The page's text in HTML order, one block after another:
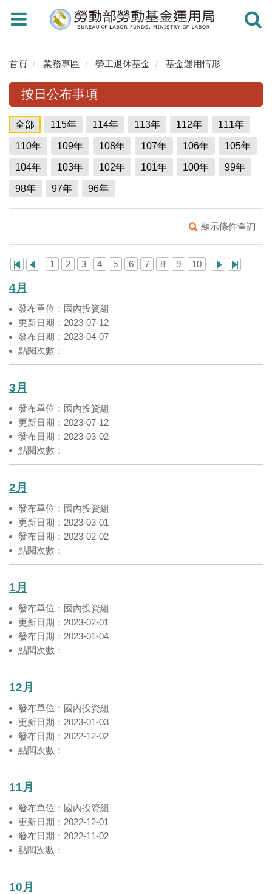
Toggle
navigation
Toggle
首頁 業務專區 勞工退休基金 基金運用情形
按日公布事項
全部 115年 114年 113年 112年 111年
110年 109年 108年 107年 106年 105年
104年 103年 102年 101年 100年 99年
98年 97年 96年
顯示條件查詢
1 2 3 4 5 6 7 8 9 10
4月
發布單位：國內投資組
更新日期：2023-07-12
發布日期：2023-04-07
點閱次數：
3月
發布單位：國內投資組
更新日期：2023-07-12
發布日期：2023-03-02
點閱次數：
2月
發布單位：國內投資組
更新日期：2023-03-01
發布日期：2023-02-02
點閱次數：
1月
發布單位：國內投資組
更新日期：2023-02-01
發布日期：2023-01-04
點閱次數：
12月
發布單位：國內投資組
更新日期：2023-01-03
發布日期：2022-12-02
點閱次數：
11月
發布單位：國內投資組
更新日期：2022-12-01
發布日期：2022-11-02
點閱次數：
10月